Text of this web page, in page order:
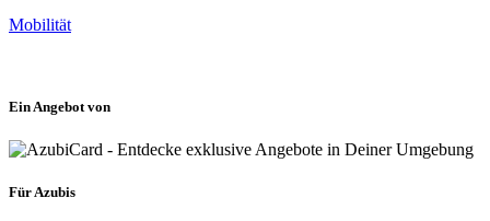
Mobilität
Ein Angebot von
Für Azubis